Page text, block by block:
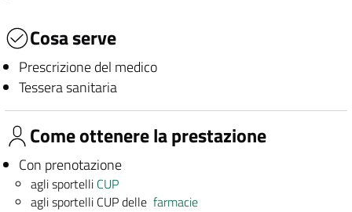
Cosa serve
Prescrizione del medico
Tessera sanitaria
Come ottenere la prestazione
Con prenotazione
agli sportelli CUP
agli sportelli CUP dellefarmacie